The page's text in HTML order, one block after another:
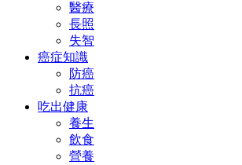
醫療
長照
失智
癌症知識
防癌
抗癌
吃出健康
養生
飲食
營養